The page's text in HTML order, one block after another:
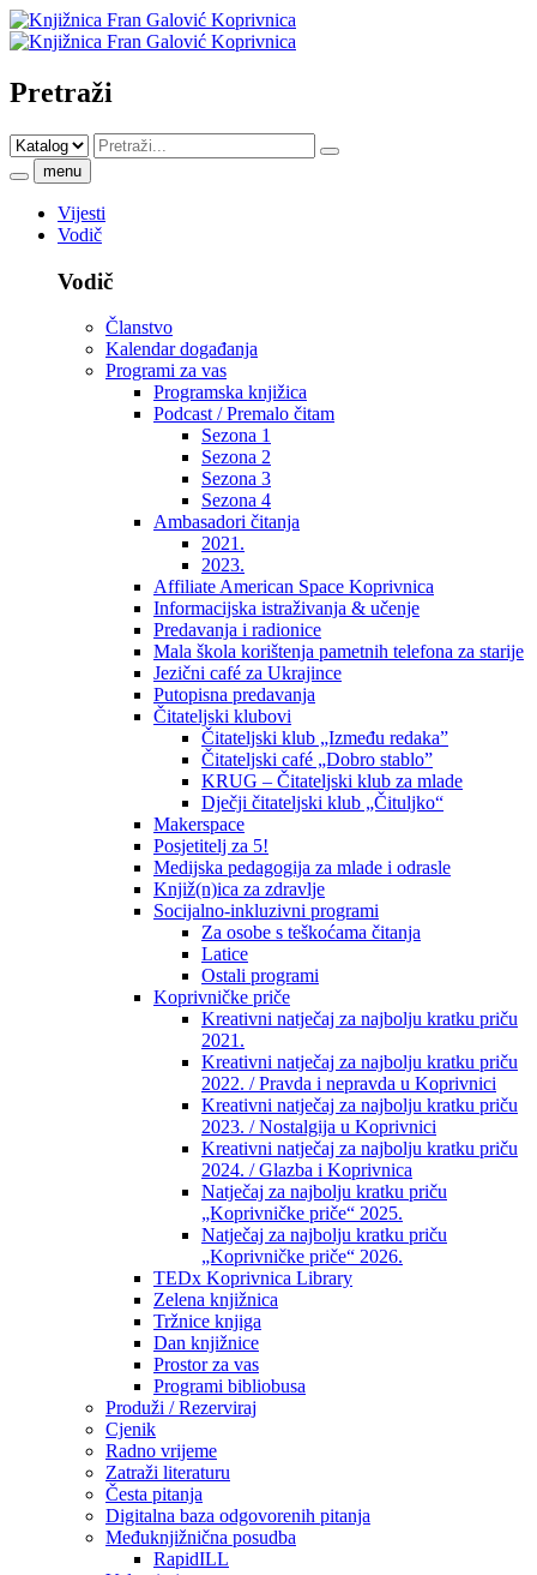
Pretraži
menu
Vijesti
Vodič
Vodič
Članstvo
Kalendar događanja
Programi za vas
Programska knjižica
Podcast / Premalo čitam
Sezona 1
Sezona 2
Sezona 3
Sezona 4
Ambasadori čitanja
2021.
2023.
Affiliate American Space Koprivnica
Informacijska istraživanja & učenje
Predavanja i radionice
Mala škola korištenja pametnih telefona za starije
Jezični café za Ukrajince
Putopisna predavanja
Čitateljski klubovi
Čitateljski klub „Između redaka”
Čitateljski café „Dobro stablo”
KRUG – Čitateljski klub za mlade
Dječji čitateljski klub „Čituljko“
Makerspace
Posjetitelj za 5!
Medijska pedagogija za mlade i odrasle
Knjiž(n)ica za zdravlje
Socijalno-inkluzivni programi
Za osobe s teškoćama čitanja
Latice
Ostali programi
Koprivničke priče
Kreativni natječaj za najbolju kratku priču
2021.
Kreativni natječaj za najbolju kratku priču
2022. / Pravda i nepravda u Koprivnici
Kreativni natječaj za najbolju kratku priču
2023. / Nostalgija u Koprivnici
Kreativni natječaj za najbolju kratku priču
2024. / Glazba i Koprivnica
Natječaj za najbolju kratku priču
„Koprivničke priče“ 2025.
Natječaj za najbolju kratku priču
„Koprivničke priče“ 2026.
TEDx Koprivnica Library
Zelena knjižnica
Tržnice knjiga
Dan knjižnice
Prostor za vas
Programi bibliobusa
Produži / Rezerviraj
Cjenik
Radno vrijeme
Zatraži literaturu
Česta pitanja
Digitalna baza odgovorenih pitanja
Međuknjižnična posudba
RapidILL